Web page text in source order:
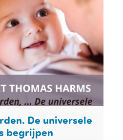
De universele
begrijpen